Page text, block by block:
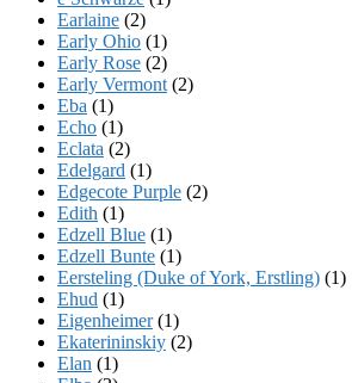
Earlaine (2)
Early Ohio (1)
Early Rose (2)
Early Vermont (2)
Eba (1)
Echo (1)
Eclata (2)
Edelgard (1)
Edgecote Purple (2)
Edith (1)
Edzell Blue (1)
Edzell Bunte (1)
Eersteling (Duke of York, Erstling) (1)
Ehud (1)
Eigenheimer(1)
Ekaterininskiy (2)
Elan (1)